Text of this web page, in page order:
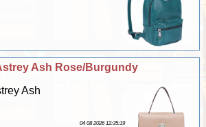
Ash Rose/Burgundy
Ash
04 08 2026 12:35:19